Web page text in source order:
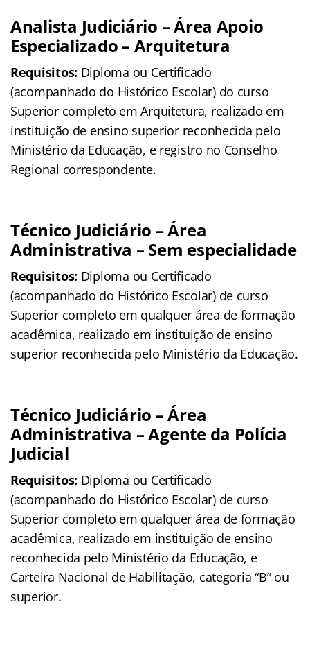
Analista Judiciário – Área Apoio
Especializado – Arquitetura
Requisitos: Diploma ou Certificado
(acompanhado do Histórico Escolar) do curso
Superior completo em Arquitetura, realizado em
instituição de ensino superior reconhecida pelo
Ministério da Educação, e registro no Conselho
Regional correspondente.
Técnico Judiciário – Área
Administrativa – Sem especialidade
Requisitos: Diploma ou Certificado
(acompanhado do Histórico Escolar) de curso
Superior completo em qualquer área de formação
acadêmica, realizado em instituição de ensino
superior reconhecida pelo Ministério da Educação.
Técnico Judiciário – Área
Administrativa – Agente da Polícia
Judicial
Requisitos: Diploma ou Certificado
(acompanhado do Histórico Escolar) de curso
Superior completo em qualquer área de formação
acadêmica, realizado em instituição de ensino
reconhecida pelo Ministério da Educação, e
Carteira Nacional de Habilitação, categoria “B” ou
superior.